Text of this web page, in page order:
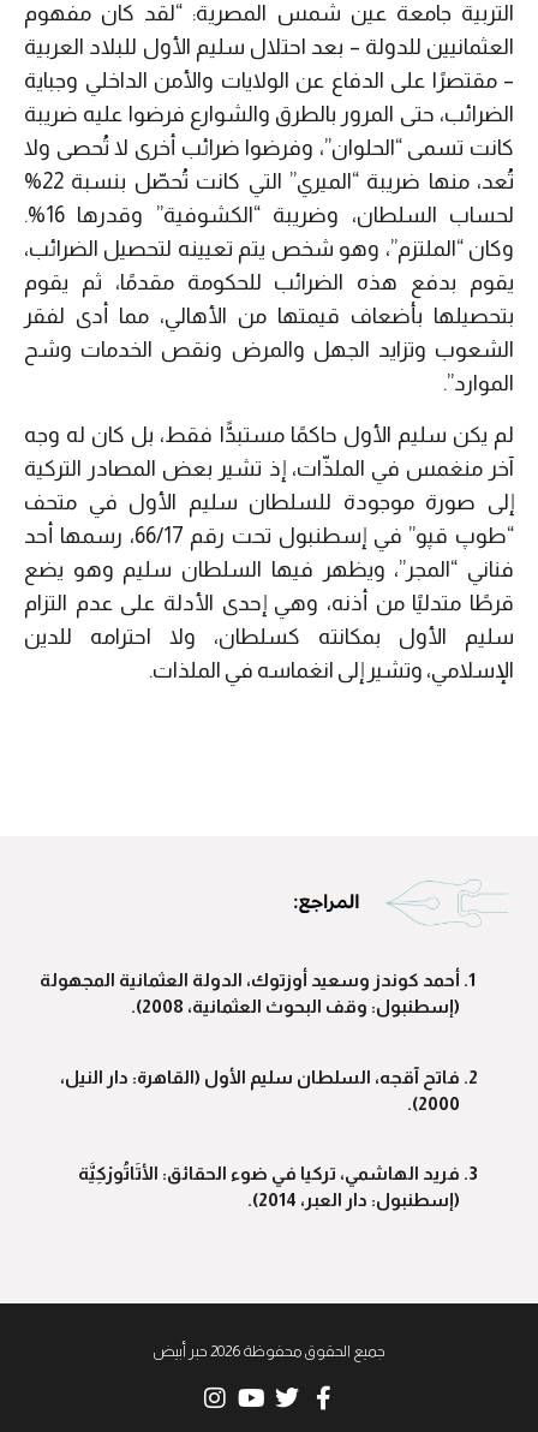
التربية جامعة عين شمس المصرية: “لقد كان مفهوم
العثمانيين للدولة – بعد احتلال سليم الأول للبلاد العربية
– مقتصرًا على الدفاع عن الولايات والأمن الداخلي وجباية
الضرائب، حتى المرور بالطرق والشوارع فرضوا عليه ضريبة
كانت تسمى “الحلوان”، وفرضوا ضرائب أخرى لا تُحصى ولا
تُعد، منها ضريبة “الميري” التي كانت تُحصّل بنسبة 22%
لحساب السلطان، وضريبة “الكشوفية” وقدرها 16%.
وكان “الملتزم”، وهو شخص يتم تعيينه لتحصيل الضرائب،
يقوم بدفع هذه الضرائب للحكومة مقدمًا، ثم يقوم
بتحصيلها بأضعاف قيمتها من الأهالي، مما أدى لفقر
الشعوب وتزايد الجهل والمرض ونقص الخدمات وشح
الموارد”.
لم يكن سليم الأول حاكمًا مستبدًّا فقط، بل كان له وجه
آخر منغمس في الملذّات، إذ تشير بعض المصادر التركية
إلى صورة موجودة للسلطان سليم الأول في متحف
“طوپ قپو” في إسطنبول تحت رقم 66/17، رسمها أحد
فناني “المجر”، ويظهر فيها السلطان سليم وهو يضع
قرطًا متدليًا من أذنه، وهي إحدى الأدلة على عدم التزام
سليم الأول بمكانته كسلطان، ولا احترامه للدين
الإسلامي، وتشير إلى انغماسه في الملذات.
أحمد كوندز وسعيد أوزتوك، الدولة العثمانية المجهولة
(إسطنبول: وقف البحوث العثمانية، 2008).
فاتح آقجه، السلطان سليم الأول (القاهرة: دار النيل،
2000).
فريد الهاشمي، تركيا في ضوء الحقائق: الأتَاتُورْكِيَّة
(إسطنبول: دار العبر، 2014).
جميع الحقوق محفوظة 2026 حبر أبيض